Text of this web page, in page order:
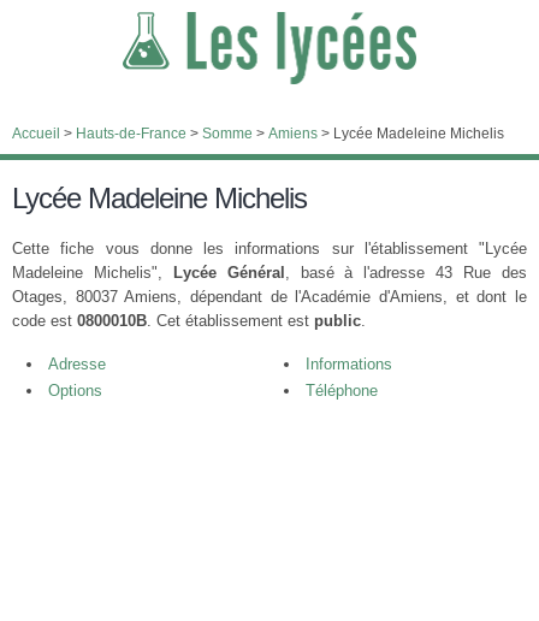
Accueil > Hauts-de-France > Somme > Amiens > Lycée Madeleine Michelis
Lycée Madeleine Michelis
Cette fiche vous donne les informations sur l'établissement "Lycée
Madeleine Michelis",
Lycée Général , basé à l'adresse 43 Rue des
Otages, 80037 Amiens, dépendant de l'Académie d'Amiens, et dont le
code est 0800010B. Cet établissement est public.
Adresse
Informations
Options
Téléphone